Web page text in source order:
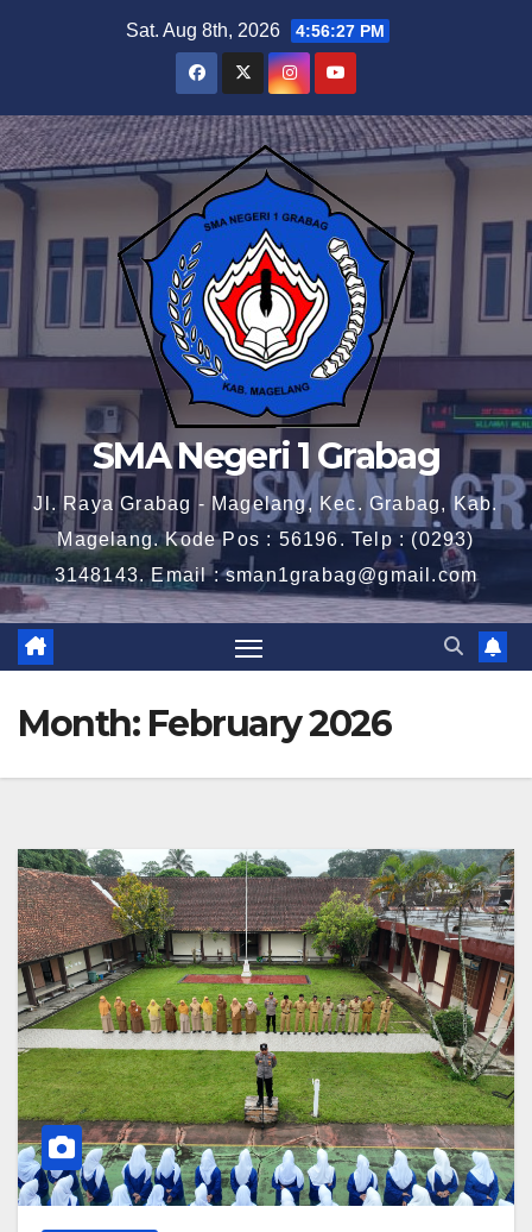
Sat. Aug 8th, 2026 4:56:28 PM
SMA Negeri 1 Grabag
Jl. Raya Grabag - Magelang, Kec. Grabag, Kab.
Magelang. Kode Pos : 56196. Telp : (0293)
3148143. Email : sman1grabag@gmail.com
Month: February 2026